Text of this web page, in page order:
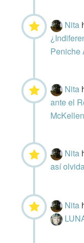
Nita
Peniche
Nita
ante el
McKellen
Nita
así
Nita